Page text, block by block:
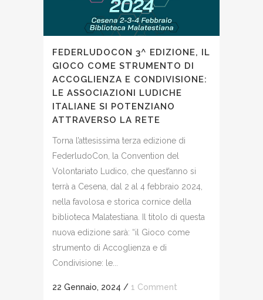
FEDERLUDOCON 3^ EDIZIONE, IL
GIOCO COME STRUMENTO DI
ACCOGLIENZA E CONDIVISIONE:
LE ASSOCIAZIONI LUDICHE
ITALIANE SI POTENZIANO
ATTRAVERSO LA RETE
Torna l’attesissima terza edizione di
FederludoCon, la Convention del
Volontariato Ludico, che quest’anno si
terrà a Cesena, dal 2 al 4 febbraio 2024,
nella favolosa e storica cornice della
biblioteca Malatestiana. Il titolo di questa
nuova edizione sarà: “il Gioco come
strumento di Accoglienza e di
Condivisione: le...
22 Gennaio, 2024 / 1 Comment